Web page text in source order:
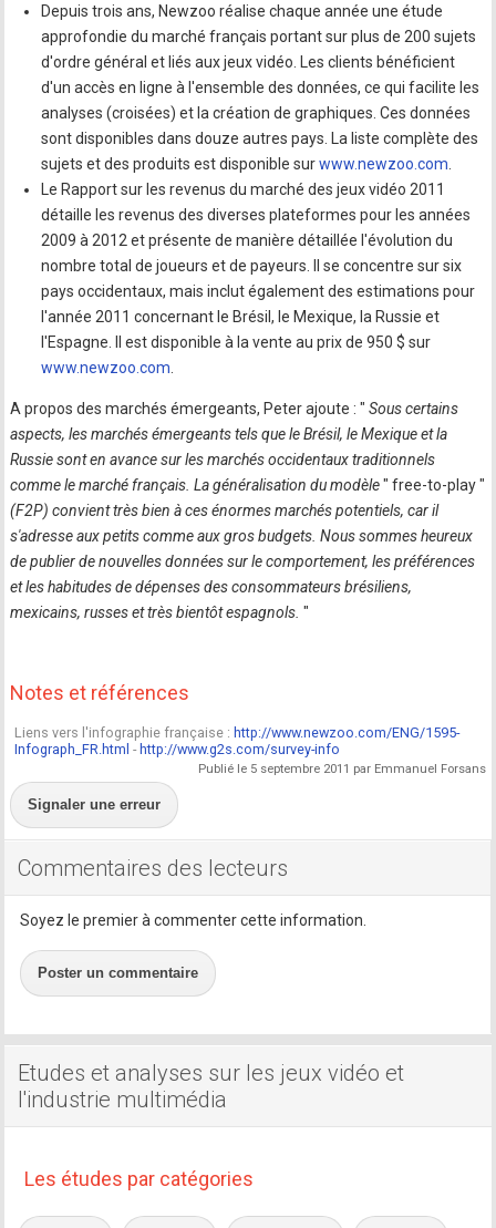
Depuis trois ans, Newzoo réalise chaque année une étude
approfondie du marché français portant sur plus de 200 sujets
d'ordre général et liés aux jeux vidéo. Les clients bénéficient
d'un accès en ligne à l'ensemble des données, ce qui facilite les
analyses (croisées) et la création de graphiques. Ces données
sont disponibles dans douze autres pays. La liste complète des
sujets et des produits est disponible surwww.newzoo.com
Le Rapport sur les revenus du marché des jeux vidéo 2011
détaille les revenus des diverses plateformes pour les années
2009 à 2012 et présente de manière détaillée l'évolution du
nombre total de joueurs et de payeurs. Il se concentre sur six
pays occidentaux, mais inclut également des estimations pour
l'année 2011 concernant le Brésil, le Mexique, la Russie et
l'Espagne. Il est disponible à la vente au prix de 950 $ sur
www.newzoo.com
A propos des marchés émergeants, Peter ajoute : " Sous certains
aspects, les marchés émergeants tels que le Brésil, le Mexique et la
Russie sont en avance sur les marchés occidentaux traditionnels
comme le marché français. La généralisation du modèle" free-to-play "
(F2P) convient très bien à ces énormes marchés potentiels, car il
s'adresse aux petits comme aux gros budgets. Nous sommes heureux
de publier de nouvelles données sur le comportement, les préférences
et les habitudes de dépenses des consommateurs brésiliens,
mexicains, russes et très bientôt espagnols."
Notes et références
Liens vers l'infographie française : http://www.newzoo.com/ENG/1595-
Infograph_FR.html - http://www.g2s.com/survey-info
Publié le 5 septembre 2011 par Emmanuel Forsans
Signaler une erreur
Commentaires des lecteurs
Soyez le premier à commenter cette information.
Poster un commentaire
Etudes et analyses sur les jeux vidéo et
l'industrie multimédia
Les études par catégories